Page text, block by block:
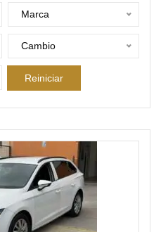
Marca
Cambio
Reiniciar